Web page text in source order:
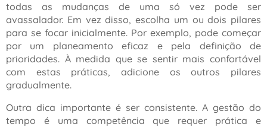
todas as mudanças de uma só vez pode ser
avassalador. Em vez disso, escolha um ou dois pilares
para se focar inicialmente. Por exemplo, pode começar
por um planeamento eficaz e pela definição de
prioridades. À medida que se sentir mais confortável
com estas práticas, adicione os outros pilares
gradualmente.
Outra dica importante é ser consistente. A gestão do
tempo é uma competência que requer prática e